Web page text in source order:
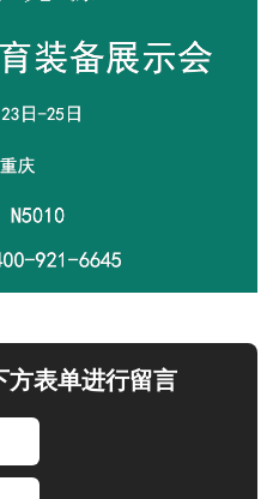
方表单进行留言